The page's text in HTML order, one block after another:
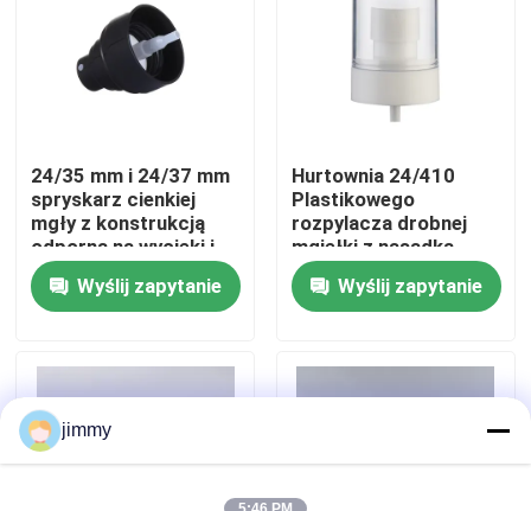
O nas
Kontrola jakości
Skontaktuj się z nami
Sprawy
24/35 mm i 24/37 mm
spryskarz cienkiej
mgły z konstrukcją
odporną na wycieki i
półkrywką AS Cap
Wyślij zapytanie
Hurtownia 24/410
Plastikowego
rozpylacza drobnej
mgiełki z nasadką
PP/AS do zastosowań
kosmetycznych w
postaci bardzo
Wyślij zapytanie
jimmy